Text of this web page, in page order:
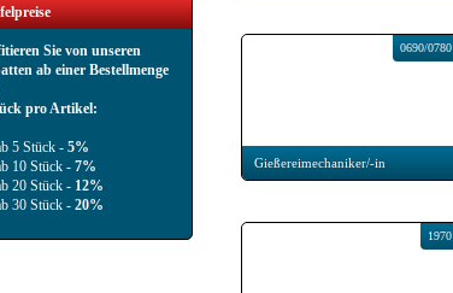
Sie von unseren
ab einer Bestellmenge
pro Artikel:
5 Stück - 5%
10 Stück - 7%
20 Stück - 12%
30 Stück - 20%
0690/0780
Gießereimechaniker/-in
1970